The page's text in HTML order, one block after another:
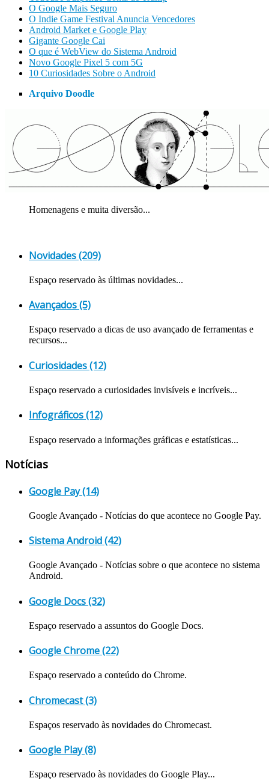
O Google Mais Seguro
O Indie Game Festival Anuncia Vencedores
Android Market e Google Play
Gigante Google Cai
O que é WebView do Sistema Android
Novo Google Pixel 5 com 5G
10 Curiosidades Sobre o Android
Arquivo Doodle
Homenagens e muita diversão...
Novidades (209)
Espaço reservado às últimas novidades...
Avançados (5)
Espaço reservado a dicas de uso avançado de ferramentas e
recursos...
Curiosidades (12)
Espaço reservado a curiosidades invisíveis e incríveis...
Infográficos (12)
Espaço reservado a informações gráficas e estatísticas...
Notícias
Google Pay (14)
Google Avançado - Notícias do que acontece no Google Pay.
Sistema Android (42)
Google Avançado - Notícias sobre o que acontece no sistema
Android.
Google Docs (32)
Espaço reservado a assuntos do Google Docs.
Google Chrome (22)
Espaço reservado a conteúdo do Chrome.
Chromecast (3)
Espaços reservado às novidades do Chromecast.
Google Play (8)
Espaço reservado às novidades do Google Play...